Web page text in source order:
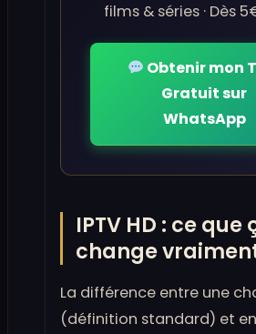
films & séries · Dès
Obtenir mon
Gratuit sur
WhatsApp
IPTV HD : ce que
change
La différence entre une
(définition standard) et en